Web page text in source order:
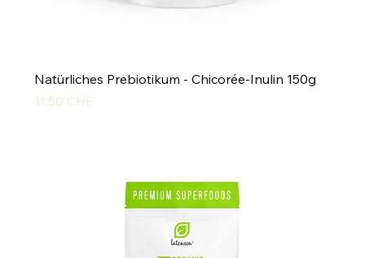
Natürliches Prebiotikum - Chicorée-Inulin 150g
Preis
11,50 CHF